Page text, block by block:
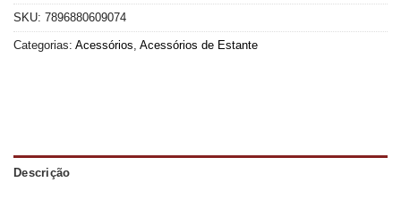
SKU: 7896880609074
Categorias: Acessórios, Acessórios de Estante
Descrição